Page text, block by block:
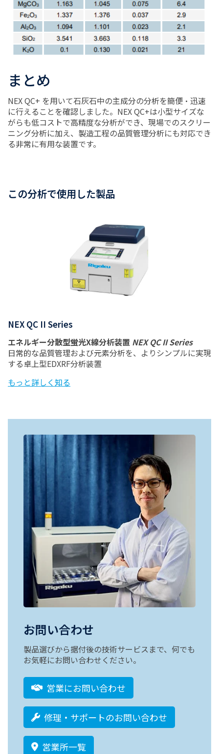
まとめ
NEX QC+ を用いて石灰石中の主成分の分析を簡便・迅速
に行えることを確認しました。NEX QC+は小型サイズな
がらも低コストで高精度な分析ができ、現場でのスクリー
ニング分析に加え、製造工程の品質管理分析にも対応でき
る非常に有用な装置です。
この分析で使用した製品
NEX QC II Series
エネルギー分散型蛍光X線分析装置 NEX QC II Series
日常的な品質管理および元素分析を、よりシンプルに実現
する卓上型EDXRF分析装置
もっと詳しく知る
お問い合わせ
製品選びから据付後の技術サービスまで、何でも
お気軽にお問い合わせください。
営業にお問い合わせ
修理・サポートのお問い合わせ
営業所一覧